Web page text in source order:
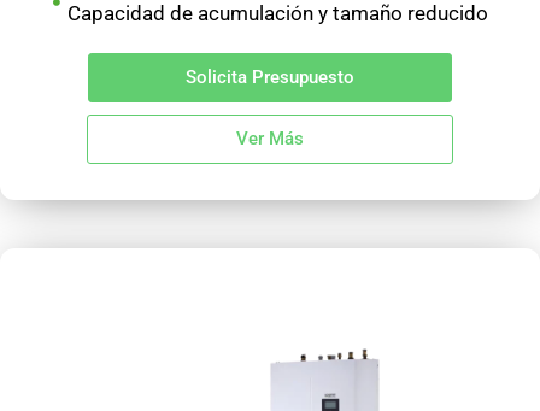
Capacidad de acumulación y tamaño reducido
Solicita Presupuesto
Ver Más